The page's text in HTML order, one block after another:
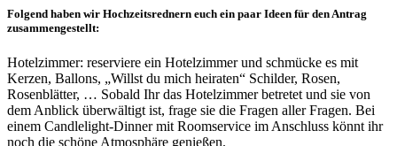
Folgend haben wir Hochzeitsrednern euch ein paar Ideen für den Antrag
zusammengestellt:
Hotelzimmer: reserviere ein Hotelzimmer und schmücke es mit
Kerzen, Ballons, „Willst du mich heiraten“ Schilder, Rosen,
Rosenblätter, … Sobald Ihr das Hotelzimmer betretet und sie von
dem Anblick überwältigt ist, frage sie die Fragen aller Fragen. Bei
einem Candlelight-Dinner mit Roomservice im Anschluss könnt ihr
noch die schöne Atmosphäre genießen.